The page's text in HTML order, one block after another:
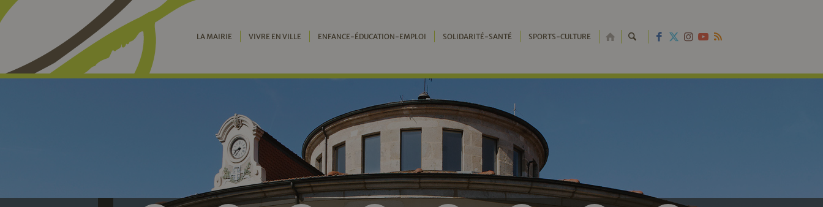
LA MAIRIE VIVRE EN VILLE ENFANCE-ÉDUCATION-EMPLOI SOLIDARITÉ-SANTÉ SPORTS-CULTURE RETOUR